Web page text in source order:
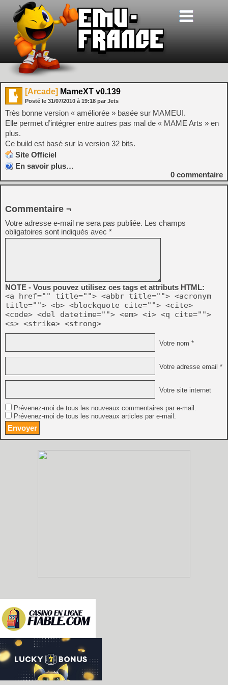
[Arcade] MameXT v0.139
Posté le 31/07/2010 à 19:18 par Jets
Très bonne version « améliorée » basée sur MAMEUI.
Elle permet d’intégrer entre autres pas mal de « MAME Arts » en
plus.
Ce build est basé sur la version 32 bits.
Site Officiel
En savoir plus…
0 commentaire
Commentaire ¬
Votre adresse e-mail ne sera pas publiée. Les champs
obligatoires sont indiqués avec *
NOTE - Vous pouvez utilisez ces tags et attributs HTML:
<a href="" title=""> <abbr title=""> <acronym
title=""> <b> <blockquote cite=""> <cite>
<code> <del datetime=""> <em> <i> <q cite="">
<s> <strike> <strong>
Votre nom *
Votre adresse email *
Votre site internet
Prévenez-moi de tous les nouveaux commentaires par e-mail.
Prévenez-moi de tous les nouveaux articles par e-mail.